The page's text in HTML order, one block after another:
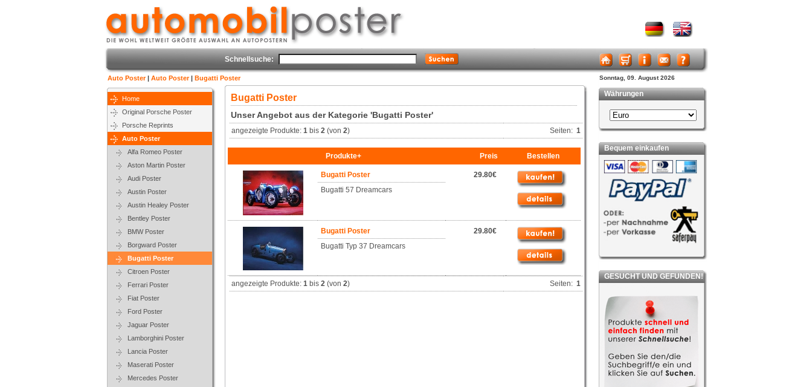
Schnellsuche:
Auto Poster| Auto Poster| Bugatti Poster Sonntag, 09. August 2026
Home
Original Porsche Poster
Porsche Reprints
Auto Poster
Alfa Romeo Poster
Aston Martin Poster
Audi Poster
Austin Poster
Austin Healey Poster
Bentley Poster
BMW Poster
Borgward Poster
Bugatti Poster
Citroen Poster
Ferrari Poster
Fiat Poster
Ford Poster
Jaguar Poster
Lamborghini Poster
Lancia Poster
Maserati Poster
Mercedes Poster
Bugatti Poster
Unser Angebot aus der Kategorie 'Bugatti Poster'
angezeigte Produkte: 1bis 2(von 2) Seiten: 1
Produkte+ Preis Bestellen
Bugatti Poster
Bugatti 57 Dreamcars
29.80€
Bugatti Poster
Bugatti Typ 37 Dreamcars
29.80€
angezeigte Produkte: 1bis 2(von 2) Seiten: 1
Währungen
Bequem einkaufen
GESUCHT UND GEFUNDEN!